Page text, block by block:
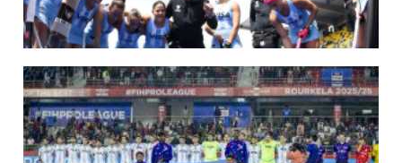
09/07/2026
MUNDIAL 2026: LAS LEONAS CONVOCADAS POR FERNANDO F...
Del 15 al 30 de agosto disputarán el Mundial 2026 en Países Bajos y Bélgica.
LEER MÁS